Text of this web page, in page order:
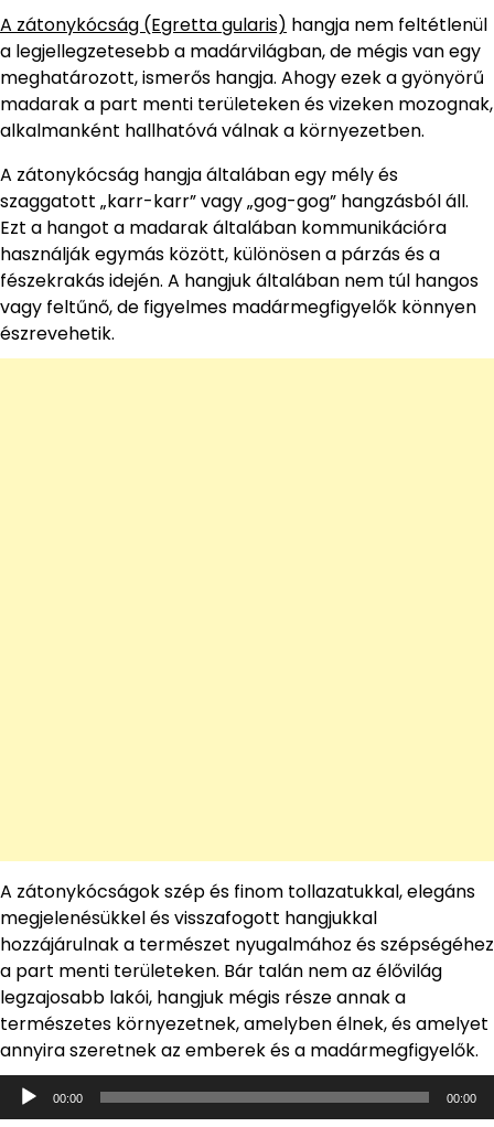
A zátonykócság (Egretta gularis) hangja nem feltétlenül
a legjellegzetesebb a madárvilágban, de mégis van egy
meghatározott, ismerős hangja. Ahogy ezek a gyönyörű
madarak a part menti területeken és vizeken mozognak,
alkalmanként hallhatóvá válnak a környezetben.
A zátonykócság hangja általában egy mély és
szaggatott „karr-karr” vagy „gog-gog” hangzásból áll.
Ezt a hangot a madarak általában kommunikációra
használják egymás között, különösen a párzás és a
fészekrakás idején. A hangjuk általában nem túl hangos
vagy feltűnő, de figyelmes madármegfigyelők könnyen
észrevehetik.
A zátonykócságok szép és finom tollazatukkal, elegáns
megjelenésükkel és visszafogott hangjukkal
hozzájárulnak a természet nyugalmához és szépségéhez
a part menti területeken. Bár talán nem az élővilág
legzajosabb lakói, hangjuk mégis része annak a
természetes környezetnek, amelyben élnek, és amelyet
annyira szeretnek az emberek és a madármegfigyelők.
Audió
lejátszó
00:00 00:00